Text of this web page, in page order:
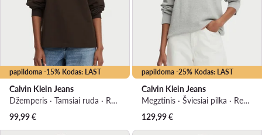
papildoma -15% Kodas: LAST
Calvin Klein Jeans
Džemperis · Tamsiai ruda · Relaxed Fit
99,99€
papildoma -25% Kodas: LAST
Calvin Klein Jeans
Megztinis · Šviesiai pilka · Regular Fit
129,99€